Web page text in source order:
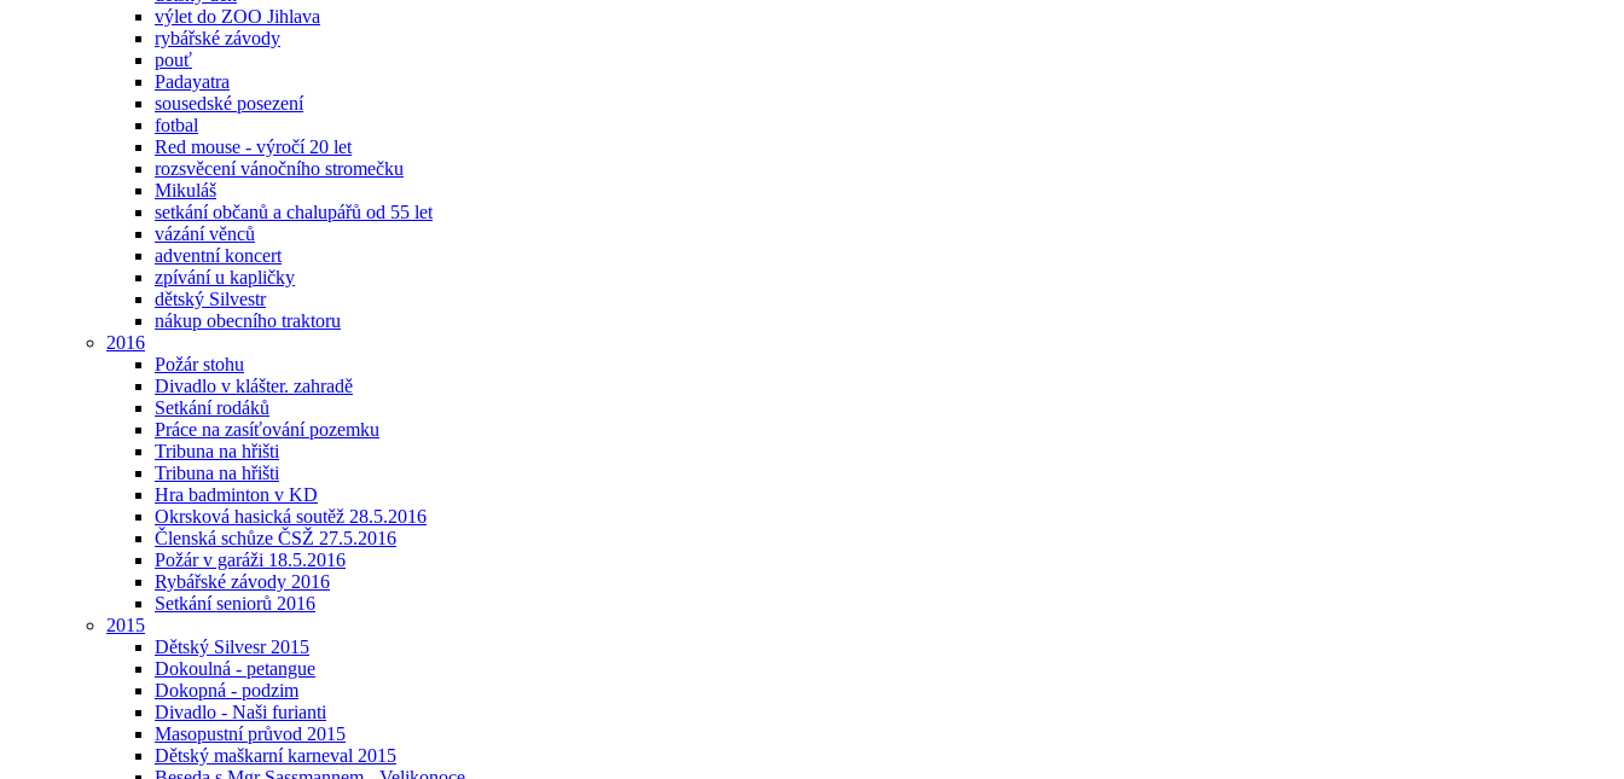
výlet do ZOO Jihlava
rybářské závody
pouť
Padayatra
sousedské posezení
fotbal
Red mouse - výročí 20 let
rozsvěcení vánočního stromečku
Mikuláš
setkání občanů a chalupářů od 55 let
vázání věnců
adventní koncert
zpívání u kapličky
dětský Silvestr
nákup obecního traktoru
2016
Požár stohu
Divadlo v klášter. zahradě
Setkání rodáků
Práce na zasíťování pozemku
Tribuna na hřišti
Tribuna na hřišti
Hra badminton v KD
Okrsková hasická soutěž 28.5.2016
Členská schůze ČSŽ 27.5.2016
Požár v garáži 18.5.2016
Rybářské závody 2016
Setkání seniorů 2016
2015
Dětský Silvesr 2015
Dokoulná - petangue
Dokopná - podzim
Divadlo - Naši furianti
Masopustní průvod 2015
Dětský maškarní karneval 2015